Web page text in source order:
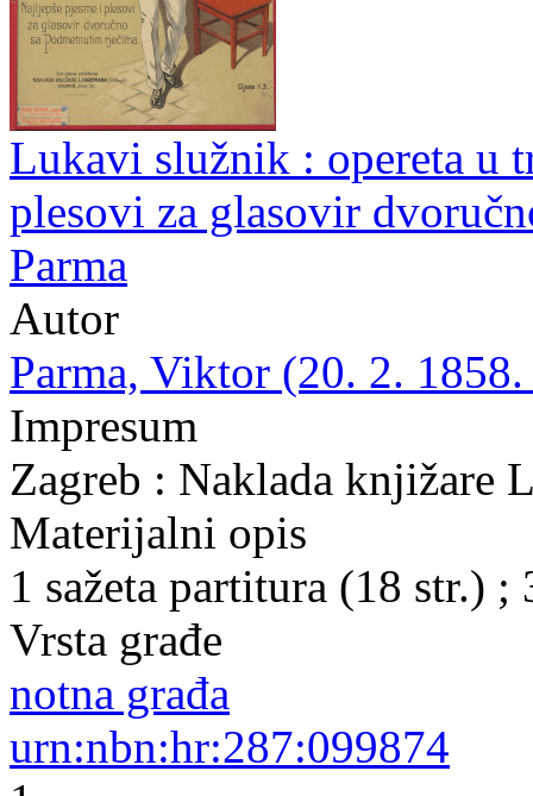
Lukavi služnik : opereta u
plesovi za glasovir
Parma
Autor
Parma, Viktor (20. 2.
Impresum
Zagreb : Naklada knjižare
Materijalni opis
1 sažeta partitura (18 str.) ;
Vrsta građe
notna građa
urn:nbn:hr:287:099874